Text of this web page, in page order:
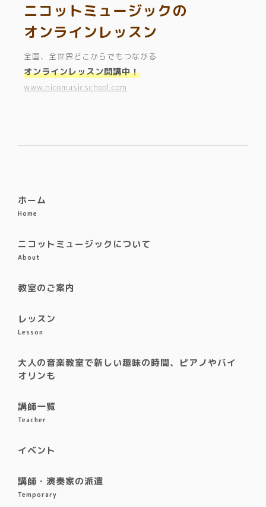
ニコットミュージックの
オンラインレッスン
全国、全世界どこからでもつながる
オンラインレッスン開講中！
www.nicomusicschool.com
ホーム
Home
ニコットミュージックについて
About
教室のご案内
レッスン
Lesson
大人の音楽教室で新しい趣味の時間、ピアノやバイ
オリンも
講師一覧
Teacher
イベント
講師・演奏家の派遣
Temporary